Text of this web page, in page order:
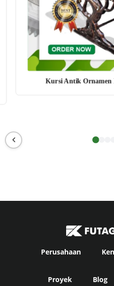
Kursi Antik Ornamen
Perusahaan
Proyek Blog